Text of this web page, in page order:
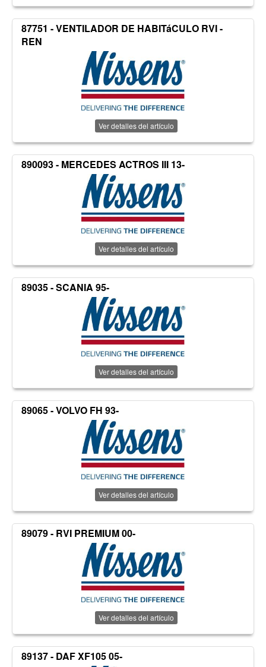
87751 - VENTILADOR DE HABITáCULO RVI -
REN
Ver detalles del artículo
890093 - MERCEDES ACTROS III 13-
Ver detalles del artículo
89035 - SCANIA 95-
Ver detalles del artículo
89065 - VOLVO FH 93-
Ver detalles del artículo
89079 - RVI PREMIUM 00-
Ver detalles del artículo
89137 - DAF XF105 05-